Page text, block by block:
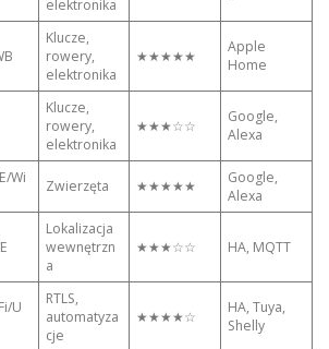
elektronika
Klucze,
rowery,
elektronika
★★★★★
Apple
Home
Klucze,
rowery,
elektronika
★★★☆☆
Google,
Alexa
Wi
Zwierzęta ★★★★★
Google,
Alexa
Lokalizacja
wewnętrzn
a
★★★☆☆ HA, MQTT
U
RTLS,
automatyza
cje
★★★★☆
HA, Tuya,
Shelly